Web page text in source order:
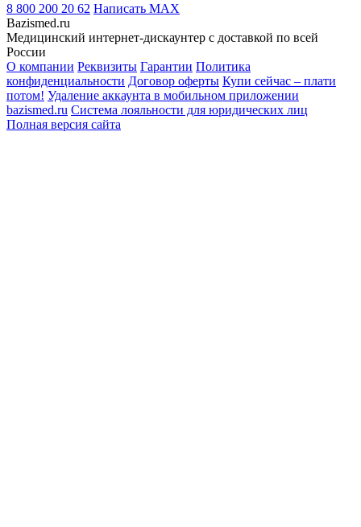
8 800 200 20 62 Написать MAX
Bazismed.ru
Медицинский интернет-дискаунтер с доставкой по всей
России
О компании Реквизиты Гарантии Политика
конфиденциальности Договор оферты Купи сейчас – плати
потом! Удаление аккаунта в мобильном приложении
bazismed.ru Система лояльности для юридических лиц
Полная версия сайта